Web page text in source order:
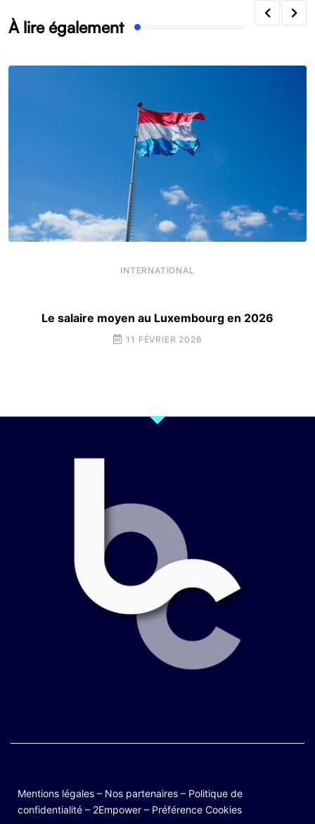
À lire également
INTERNATIONAL
Le salaire moyen au Luxembourg en 2026
11 FÉVRIER 2026
Mentions légales – Nos partenaires – Politique de
confidentialité – 2Empower – Préférence Cookies